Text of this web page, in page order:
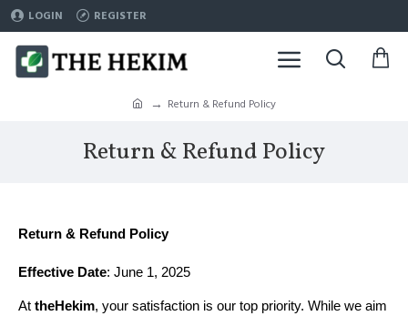
LOGIN REGISTER
Return & Refund Policy
Return & Refund Policy
Return & Refund Policy
Effective Date: June 1, 2025
At theHekim, your satisfaction is our top priority. While we aim